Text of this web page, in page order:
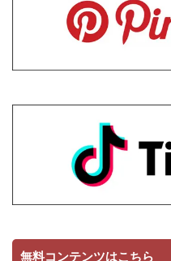
無料コンテンツはこちら